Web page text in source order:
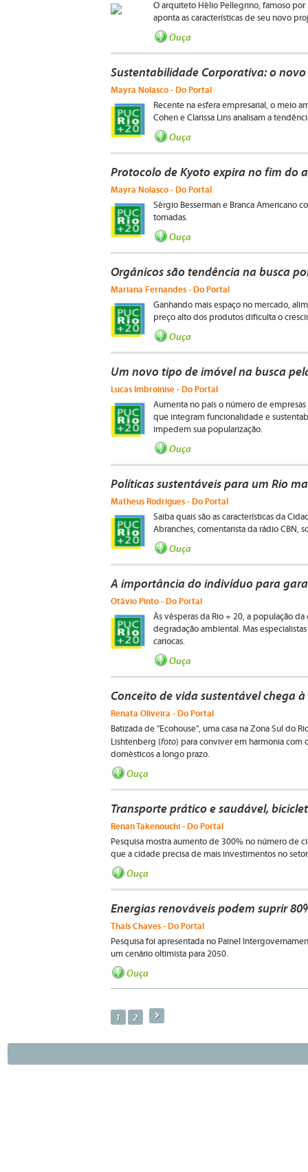
O arquiteto Hélio Pellegrino, famoso
aponta as características de seu novo
Ouça
Sustentabilidade Corporativa: o
Mayra Nolasco - Do Portal
Recente na esfera empresarial, o meio
Cohen e Clarissa Lins analisam a
Ouça
Protocolo de Kyoto expira no fim do
Mayra Nolasco - Do Portal
Sérgio Besserman e Branca Americano
tomadas.
Ouça
Orgânicos são tendência na busca
Mariana Fernandes - Do Portal
Ganhando mais espaço no mercado,
preço alto dos produtos dificulta o
Ouça
Um novo tipo de imóvel na busca
Lucas Imbroinise - Do Portal
Aumenta no país o número de
que integram funcionalidade e
impedem sua popularização.
Ouça
Políticas sustentáveis para um Rio
Matheus Rodrigues - Do Portal
Saiba quais são as características da
Abranches, comentarista da rádio CBN,
Ouça
A importância do indivíduo para
Otávio Pinto - Do Portal
Às vésperas da Rio + 20, a população
degradação ambiental. Mas
cariocas.
Ouça
Conceito de vida sustentável chega
Renata Oliveira - Do Portal
Batizada de "Ecohouse", uma casa na Zona Sul do
Lishtenberg (foto) para conviver em harmonia com
domésticos a longo prazo.
Ouça
Transporte prático e saudável,
Renan Takenouchi - Do Portal
Pesquisa mostra aumento de 300% no número de
que a cidade precisa de mais investimentos no
Ouça
Energias renováveis podem suprir
Thaís Chaves - Do Portal
Pesquisa foi apresentada no Painel
um cenário oltimista para 2050.
Ouça
1 2 a